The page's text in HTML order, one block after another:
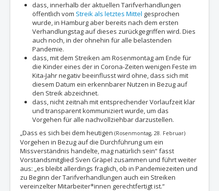
dass, innerhalb der aktuellen Tarifverhandlungen
öffentlich vom Streik als letztes Mittel gesprochen
wurde, in Hamburg aber bereits nach dem ersten
Verhandlungstag auf dieses zurückgegriffen wird. Dies
auch noch, in der ohnehin für alle belastenden
Pandemie.
dass, mit dem Streiken am Rosenmontag am Ende für
die Kinder eines der in Corona-Zeiten wenigen Feste im
Kita-Jahr negativ beeinflusst wird ohne, dass sich mit
diesem Datum ein erkennbarer Nutzen in Bezug auf
den Streik abzeichnet.
dass, nicht zeitnah mit entsprechender Vorlaufzeit klar
und transparent kommuniziert wurde, um das
Vorgehen für alle nachvollziehbar darzustellen.
„Dass es sich bei dem heutigen (Rosenmontag, 28. Februar)
Vorgehen in Bezug auf die Durchführung um ein
Missverständnis handelte, mag natürlich sein“ fasst
Vorstandsmitglied Sven Gräpel zusammen und führt weiter
aus: „es bleibt allerdings fraglich, ob in Pandemiezeiten und
zu Beginn der Tarifverhandlungen auch ein Streiken
vereinzelter Mitarbeiter*innen gerechtfertigt ist.“